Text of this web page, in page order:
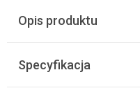
Opis produktu
Specyfikacja